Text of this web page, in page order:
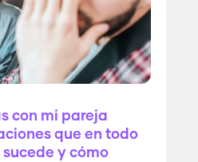
con mi pareja
que en todo
y cómo